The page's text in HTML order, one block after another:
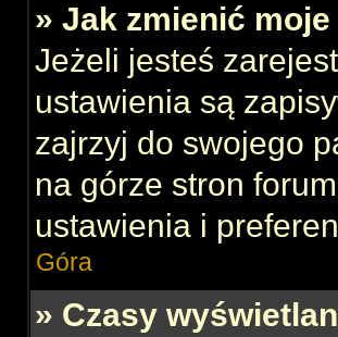
» Jak zmienić
Jeżeli jesteś
ustawienia są
zajrzyj do swojego
na górze stron
ustawienia i
Góra
» Czasy